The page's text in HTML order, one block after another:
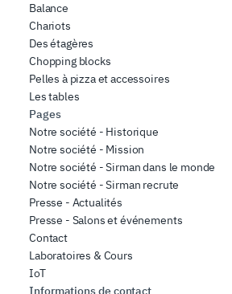
Balance
Chariots
Des étagères
Chopping blocks
Pelles à pizza et accessoires
Les tables
Pages
Notre société - Historique
Notre société - Mission
Notre société - Sirman dans le monde
Notre société - Sirman recrute
Presse - Actualités
Presse - Salons et événements
Contact
Laboratoires & Cours
IoT
Informations de contact